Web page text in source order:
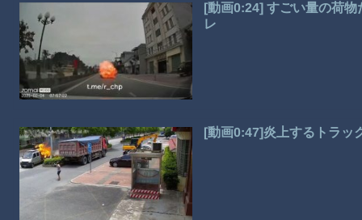
[動画0:24] すごい量の荷
レ
[動画0:47]炎上するトラッ